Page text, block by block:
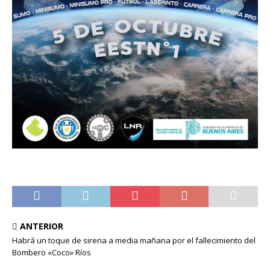
ANTERIOR
Habrá un toque de sirena a media mañana por el fallecimiento del
Bombero «Coco» Ríos